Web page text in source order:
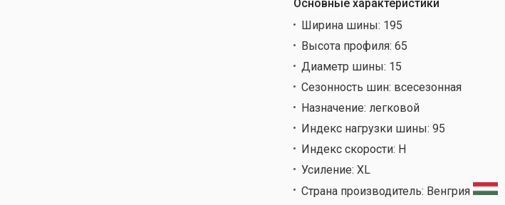
Основные характеристики
Ширина шины: 195
Высота профиля: 65
Диаметр шины: 15
Сезонность шин: всесезонная
Назначение: легковой
Индекс нагрузки шины: 95
Индекс скорости: H
Усиление: XL
Страна производитель: Венгрия